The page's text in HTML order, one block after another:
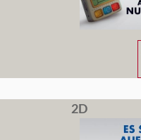
2D